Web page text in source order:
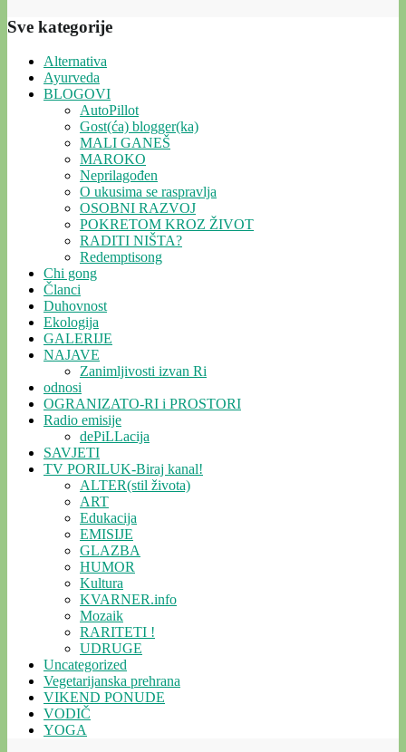
Sve kategorije
Alternativa
Ayurveda
BLOGOVI
AutoPillot
Gost(ća) blogger(ka)
MALI GANEŠ
MAROKO
Neprilagođen
O ukusima se raspravlja
OSOBNI RAZVOJ
POKRETOM KROZ ŽIVOT
RADITI NIŠTA?
Redemptisong
Chi gong
Članci
Duhovnost
Ekologija
GALERIJE
NAJAVE
Zanimljivosti izvan Ri
odnosi
OGRANIZATO-RI i PROSTORI
Radio emisije
dePiLLacija
SAVJETI
TV PORILUK-Biraj kanal!
ALTER(stil života)
ART
Edukacija
EMISIJE
GLAZBA
HUMOR
Kultura
KVARNER.info
Mozaik
RARITETI !
UDRUGE
Uncategorized
Vegetarijanska prehrana
VIKEND PONUDE
VODIČ
YOGA